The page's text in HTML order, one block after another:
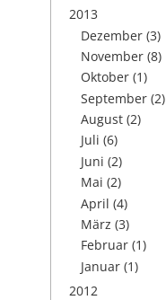
2013
Dezember (3)
November (8)
Oktober (1)
September (2)
August (2)
Juli (6)
Juni (2)
Mai (2)
April (4)
März (3)
Februar (1)
Januar (1)
2012